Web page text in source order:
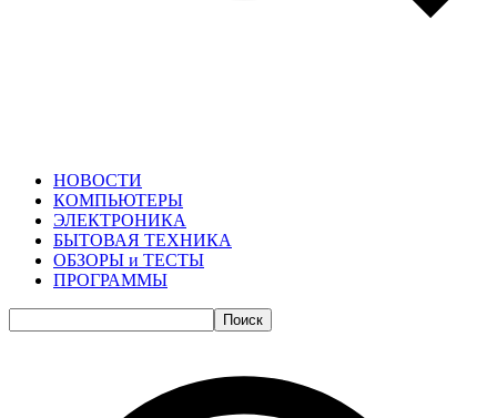
НОВОСТИ
КОМПЬЮТЕРЫ
ЭЛЕКТРОНИКА
БЫТОВАЯ ТЕХНИКА
ОБЗОРЫ и ТЕСТЫ
ПРОГРАММЫ
Поиск